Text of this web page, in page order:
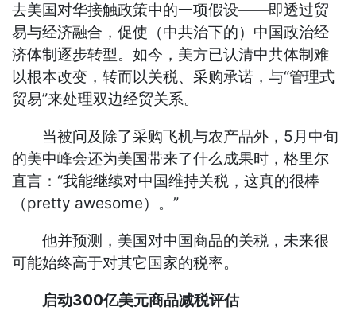
去美国对华接触政策中的一项假设——即透过贸
易与经济融合，促使（中共治下的）中国政治经
济体制逐步转型。如今，美方已认清中共体制难
以根本改变，转而以关税、采购承诺，与“管理式
贸易”来处理双边经贸关系。
当被问及除了采购飞机与农产品外，5月中旬
的美中峰会还为美国带来了什么成果时，格里尔
直言：“我能继续对中国维持关税，这真的很棒
（pretty awesome）。”
他并预测，美国对中国商品的关税，未来很
可能始终高于对其它国家的税率。
启动300亿美元商品减税评估